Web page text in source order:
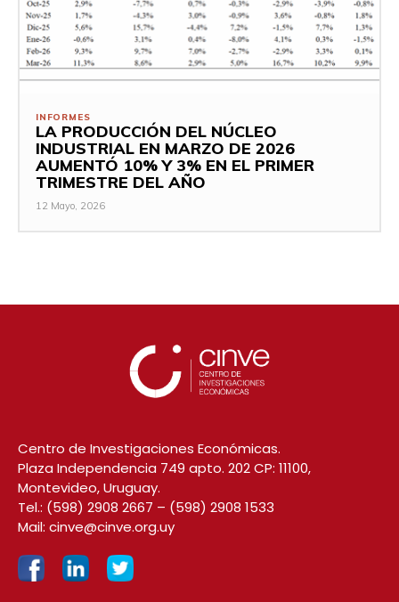
INFORMES
LA PRODUCCIÓN DEL NÚCLEO
INDUSTRIAL EN MARZO DE 2026
AUMENTÓ 10% Y 3% EN EL PRIMER
TRIMESTRE DEL AÑO
12 Mayo, 2026
Centro de Investigaciones Económicas.
Plaza Independencia 749 apto. 202 CP: 11100,
Montevideo, Uruguay.
Tel.: (598) 2908 2667 – (598) 2908 1533
Mail: cinve@cinve.org.uy